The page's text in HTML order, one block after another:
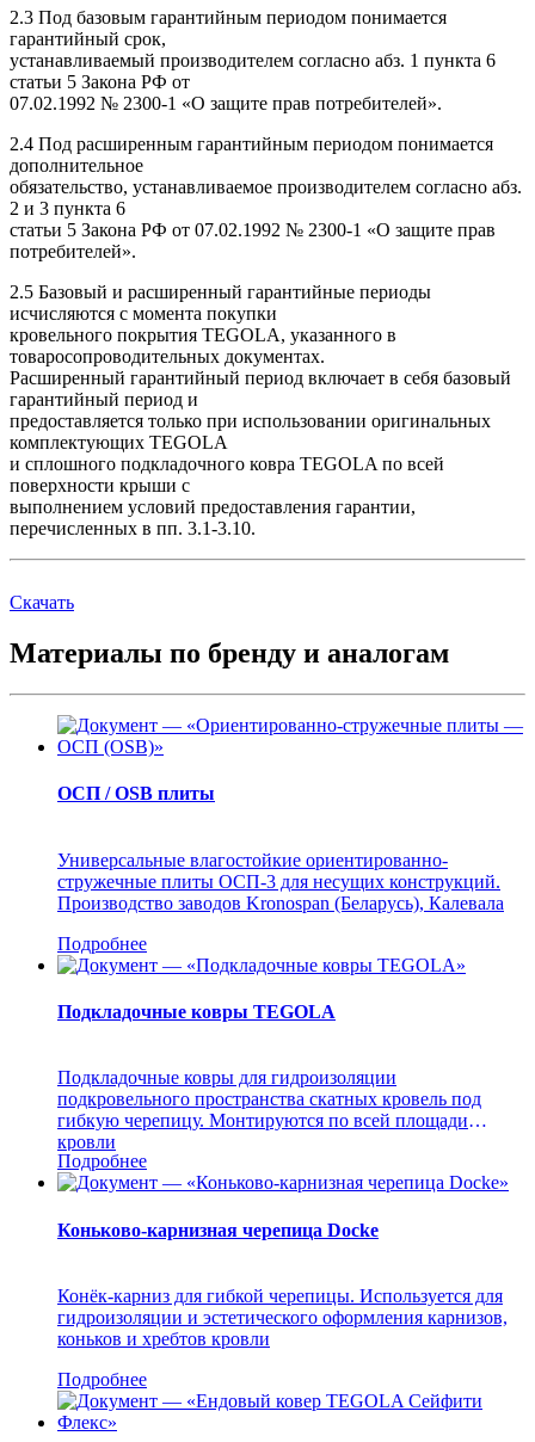
2.3 Под базовым гарантийным периодом понимается
гарантийный срок,
устанавливаемый производителем согласно абз. 1 пункта 6
статьи 5 Закона РФ от
07.02.1992 № 2300-1 «О защите прав потребителей».
2.4 Под расширенным гарантийным периодом понимается
дополнительное
обязательство, устанавливаемое производителем согласно абз.
2 и 3 пункта 6
статьи 5 Закона РФ от 07.02.1992 № 2300-1 «О защите прав
потребителей».
2.5 Базовый и расширенный гарантийные периоды
исчисляются с момента покупки
кровельного покрытия TEGOLA, указанного в
товаросопроводительных документах.
Расширенный гарантийный период включает в себя базовый
гарантийный период и
предоставляется только при использовании оригинальных
комплектующих TEGOLA
и сплошного подкладочного ковра TEGOLA по всей
поверхности крыши с
выполнением условий предоставления гарантии,
перечисленных в пп. 3.1-3.10.
Скачать
Материалы по бренду и аналогам
ОСП / OSB плиты
Универсальные влагостойкие ориентированно-
стружечные плиты ОСП-3 для несущих конструкций.
Производство заводов Kronospan (Беларусь), Калевала
Подробнее
Подкладочные ковры TEGOLA
Подкладочные ковры для гидроизоляции
подкровельного пространства скатных кровель под
гибкую черепицу. Монтируются по всей площади
кровли
Подробнее
Коньково-карнизная черепица Docke
Конёк-карниз для гибкой черепицы. Используется для
гидроизоляции и эстетического оформления карнизов,
коньков и хребтов кровли
Подробнее